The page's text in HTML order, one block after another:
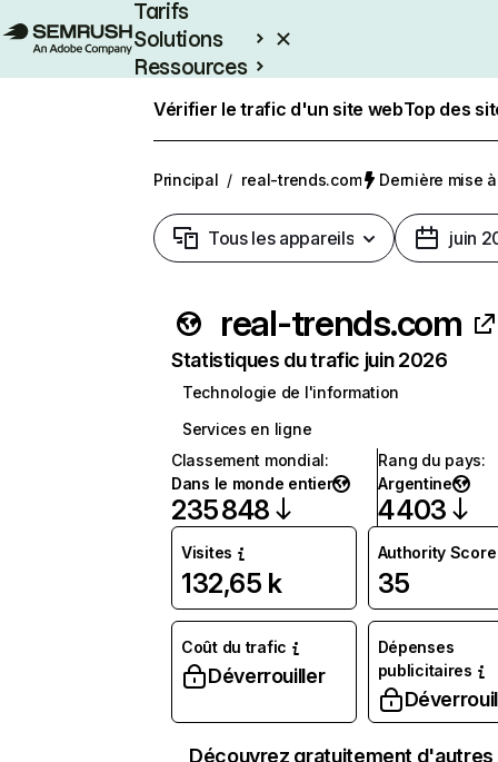
Tarifs
Solutions
Ressources
Vérifier le trafic d'un site webTop des
Principal / real-trends.com Dernière mise
Tous les appareils juin
real-trends.com
Statistiques du trafic juin 2026
Technologie de l'information
Services en ligne
Classement mondial:
Dans le monde entier
235 848
Rang du pays:
Argentine
4 403
Visites
132,65 k
Authority Score
35
Coût du trafic
Déverrouiller
Dépenses
publicitaires
Découvrez gratuitement d'autres